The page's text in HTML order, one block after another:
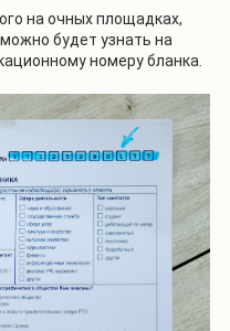
на очных площадках,
будет узнать на
номеру бланка.